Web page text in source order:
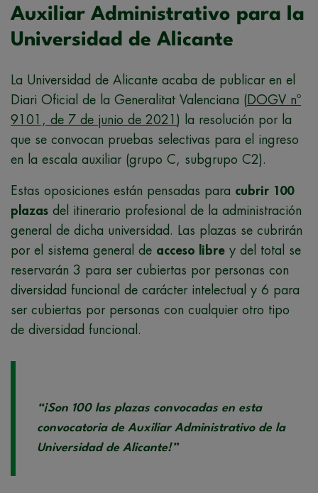
Auxiliar Administrativo para la
Universidad de Alicante
La Universidad de Alicante acaba de publicar en el
Diari Oficial de la Generalitat Valenciana ( DOGV nº
9101, de 7 de junio de 2021 ) la resolución por la
que se convocan pruebas selectivas para el ingreso
en la escala auxiliar (grupo C, subgrupo C2).
Estas oposiciones están pensadas para cubrir 100
plazas del itinerario profesional de la administración
general de dicha universidad. Las plazas se cubrirán
por el sistema general de acceso libre y del total se
reservarán 3 para ser cubiertas por personas con
diversidad funcional de carácter intelectual y 6 para
ser cubiertas por personas con cualquier otro tipo
de diversidad funcional.
“¡Son 100 las plazas convocadas en esta
convocatoria de Auxiliar Administrativo de la
Universidad de Alicante!”